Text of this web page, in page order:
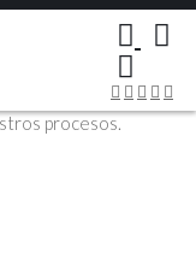
opiniones son muy
procesos.